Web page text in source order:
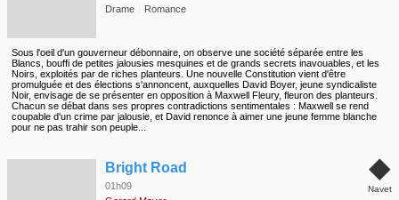
Drame
Romance
Sous l'oeil d'un gouverneur débonnaire, on observe une société séparée entre les
Blancs, bouffi de petites jalousies mesquines et de grands secrets inavouables, et les
Noirs, exploités par de riches planteurs. Une nouvelle Constitution vient d'être
promulguée et des élections s'annoncent, auxquelles David Boyer, jeune syndicaliste
Noir, envisage de se présenter en opposition à Maxwell Fleury, fleuron des planteurs.
Chacun se débat dans ses propres contradictions sentimentales : Maxwell se rend
coupable d'un crime par jalousie, et David renonce à aimer une jeune femme blanche
pour ne pas trahir son peuple...
◆
Navet
Bright Road
01h09